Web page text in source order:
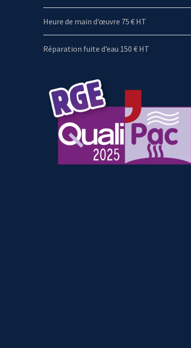
Heure de main d’œuvre 75 € HT
Réparation fuite d’eau 150 € HT